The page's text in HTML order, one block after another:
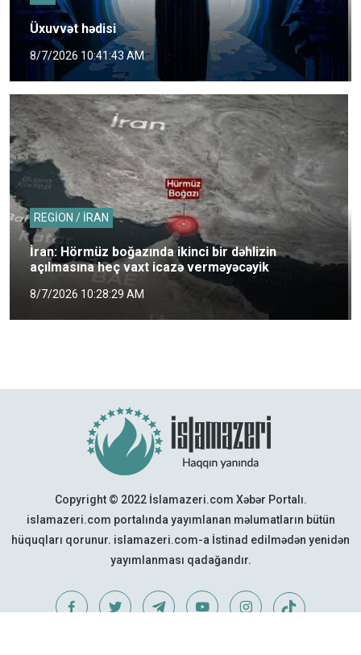
Üxuvvət hədisi
8/7/2026 10:41:43 AM
REGİON / İRAN
İran: Hörmüz boğazında ikinci bir dəhlizin
açılmasına heç vaxt icazə verməyəcəyik
8/7/2026 10:28:29 AM
Copyright © 2022 İslamazeri.com Xəbər Portalı.
islamazeri.com portalında yayımlanan məlumatların bütün
hüquqları qorunur. islamazeri.com-a İstinad edilmədən yenidən
yayımlanması qadağandır.